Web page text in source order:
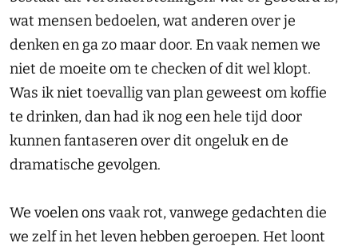
wat mensen bedoelen, wat anderen over je
denken en ga zo maar door. En vaak nemen we
niet de moeite om te checken of dit wel klopt.
Was ik niet toevallig van plan geweest om koffie
te drinken, dan had ik nog een hele tijd door
kunnen fantaseren over dit ongeluk en de
dramatische gevolgen.
We voelen ons vaak rot, vanwege gedachten die
we zelf in het leven hebben geroepen. Het loont